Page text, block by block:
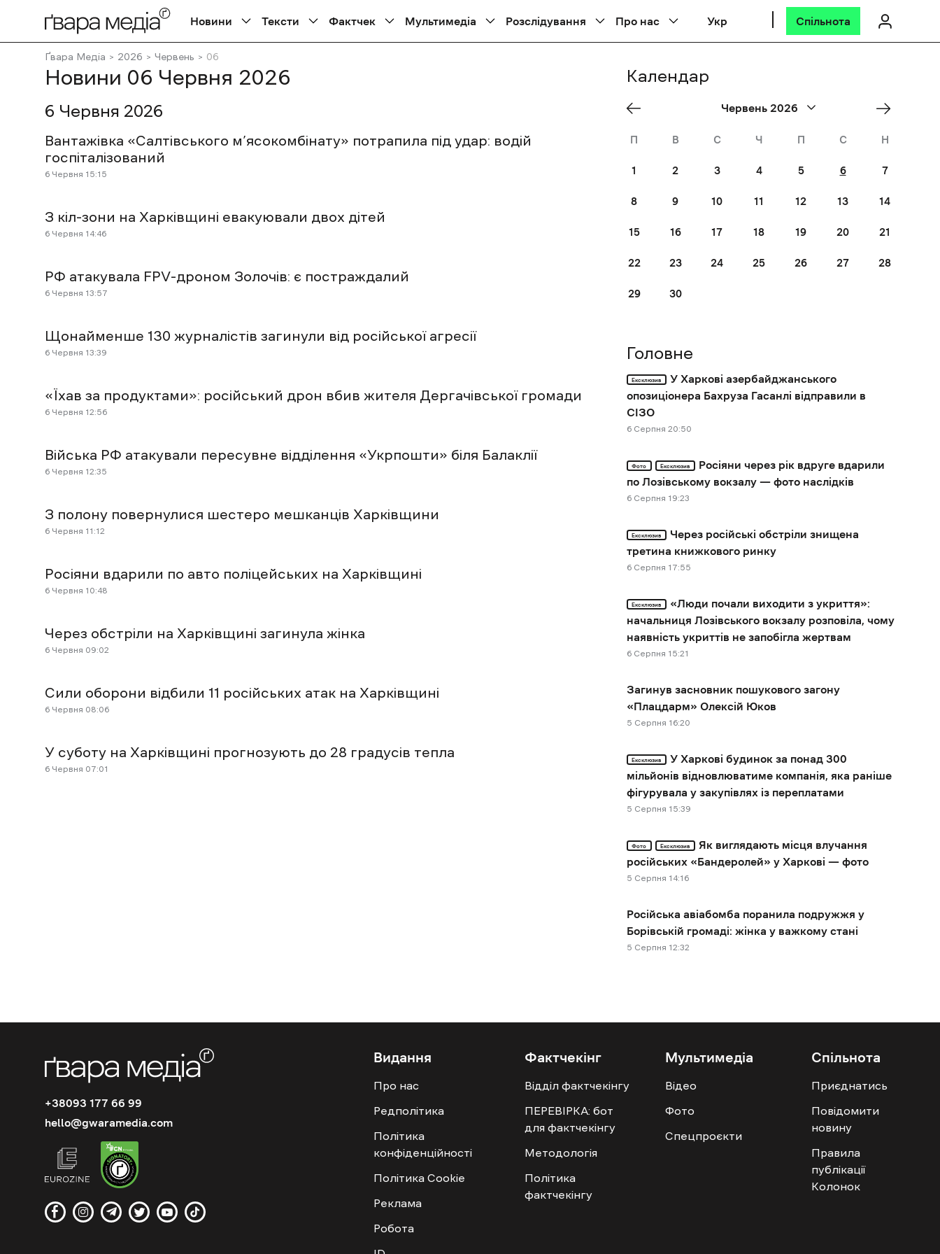
Новини Тексти Фактчек Мультимедіа Розслідування Про нас Укр Спільнота
Ґвара Медіа 2026 Червень 06
Новини 06 Червня 2026
6 Червня 2026
Вантажівка «Салтівського м’ясокомбінату» потрапила під удар: водій
госпіталізований
6 Червня 15:15
З кіл-зони на Харківщині евакуювали двох дітей
6 Червня 14:46
РФ атакувала FPV-дроном Золочів: є постраждалий
6 Червня 13:57
Щонайменше 130 журналістів загинули від російської агресії
6 Червня 13:39
«Їхав за продуктами»: російський дрон вбив жителя Дергачівської громади
6 Червня 12:56
Війська РФ атакували пересувне відділення «Укрпошти» біля Балаклії
6 Червня 12:35
З полону повернулися шестеро мешканців Харківщини
6 Червня 11:12
Росіяни вдарили по авто поліцейських на Харківщині
6 Червня 10:48
Через обстріли на Харківщині загинула жінка
6 Червня 09:02
Сили оборони відбили 11 російських атак на Харківщині
6 Червня 08:06
У суботу на Харківщині прогнозують до 28 градусів тепла
6 Червня 07:01
Календар
Червень 2026
П В С Ч П С Н
1 2 3 4 5 6 7
8 9 10 11 12 13 14
15 16 17 18 19 20 21
22 23 24 25 26 27 28
29 30
«
Трав
Jul
»
Головне
Ексклюзив
У Харкові азербайджанського
опозиціонера Бахруза Гасанлі відправили в
СІЗО
6 Cерпня 20:50
Фото Ексклюзив
Росіяни через рік вдруге вдарили
по Лозівському вокзалу — фото наслідків
6 Cерпня 19:23
Ексклюзив
Через російські обстріли знищена
третина книжкового ринку
6 Cерпня 17:55
Ексклюзив
«Люди почали виходити з укриття»:
начальниця Лозівського вокзалу розповіла, чому
наявність укриттів не запобігла жертвам
6 Cерпня 15:21
Загинув засновник пошукового загону
«Плацдарм» Олексій Юков
5 Cерпня 16:20
Ексклюзив
У Харкові будинок за понад 300
мільйонів відновлюватиме компанія, яка раніше
фігурувала у закупівлях із переплатами
5 Cерпня 15:39
Фото Ексклюзив
Як виглядають місця влучання
російських «Бандеролей» у Харкові — фото
5 Cерпня 14:16
Російська авіабомба поранила подружжя у
Борівській громаді: жінка у важкому стані
5 Cерпня 12:32
+38093 177 66 99
hello@gwaramedia.com
Видання
Про нас
Редполітика
Політика
конфіденційності
Політика Cookie
Реклама
Робота
Фактчекінг
Відділ фактчекінгу
ПЕРЕВІРКА: бот
для фактчекінгу
Методологія
Політика
фактчекінгу
Мультимедіа
Відео
Фото
Спецпроєкти
Спільнота
Приєднатись
Повідомити
новину
Правила
публікації
Колонок